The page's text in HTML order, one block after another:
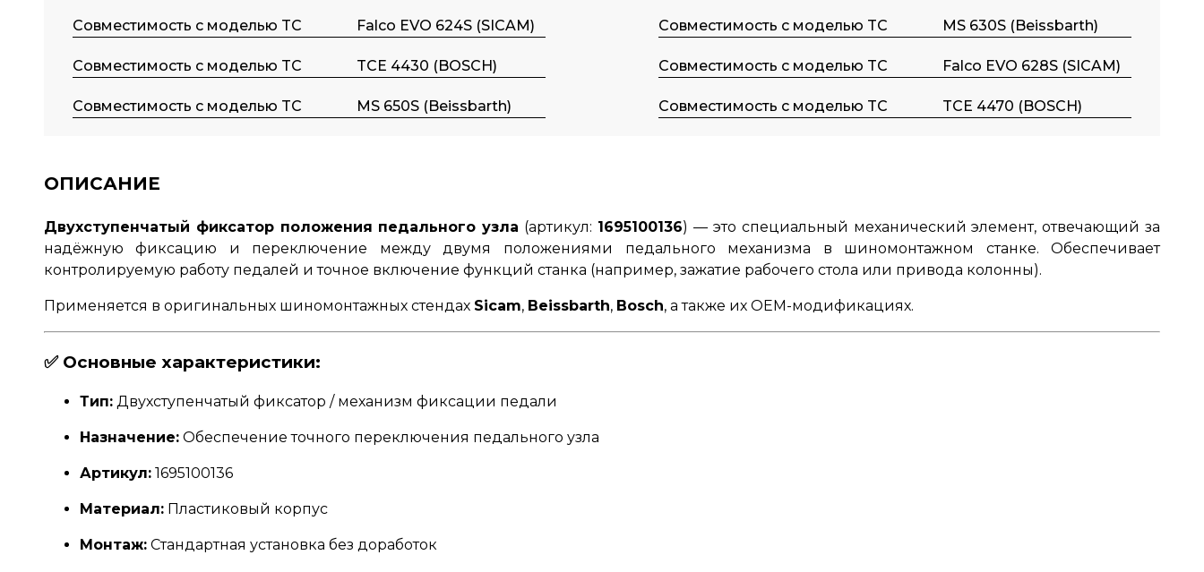
Совместимость с моделью TC Falco EVO 624S (SICAM) Совместимость с моделью TC MS 630S (Beissbarth)
Совместимость с моделью TC TCE 4430 (BOSCH) Совместимость с моделью TC Falco EVO 628S (SICAM)
Совместимость с моделью TC MS 650S (Beissbarth) Совместимость с моделью TC TCE 4470 (BOSCH)
ОПИСАНИЕ
Двухступенчатый фиксатор положения педального узла (артикул: 1695100136) — это специальный механический элемент, отвечающий за
надёжную фиксацию и переключение между двумя положениями педального механизма в шиномонтажном станке. Обеспечивает
контролируемую работу педалей и точное включение функций станка (например, зажатие рабочего стола или привода колонны).
Применяется в оригинальных шиномонтажных стендах Sicam, Beissbarth, Bosch, а также их OEM-модификациях.
✅ Основные характеристики:
Тип:Двухступенчатый фиксатор / механизм фиксации педали
Назначение:Обеспечение точного переключения педального узла
Артикул:1695100136
Материал:Пластиковый корпус
Монтаж:Стандартная установка без доработок